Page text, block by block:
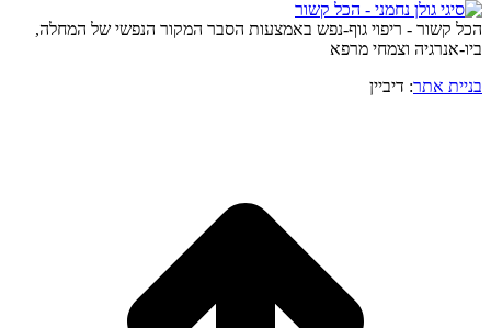
הכל קשור - ריפוי גוף-נפש באמצעות הסבר המקור הנפשי של המחלה,
ביו-אנרגיה וצמחי מרפא
בניית אתר: דיביין